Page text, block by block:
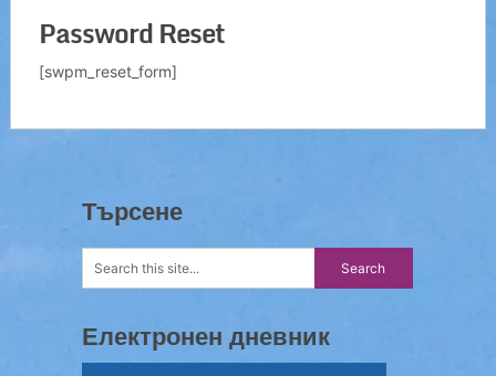
Password Reset
[swpm_reset_form]
Търсене
Електронен дневник